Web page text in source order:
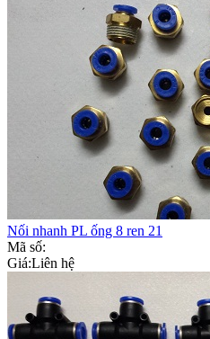
Nối nhanh PL ống 8 ren 21
Mã số:
Giá:Liên hệ